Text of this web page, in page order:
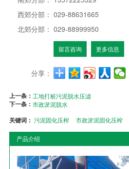
西郊分部： 029-88631665
北郊分部： 029-88999950
留言咨询 更多信息
分享：
上一条： 工地打桩污泥脱水压滤
下一条：市政淤泥脱水
关键词：污泥固化压榨 市政淤泥固化压榨
产品介绍